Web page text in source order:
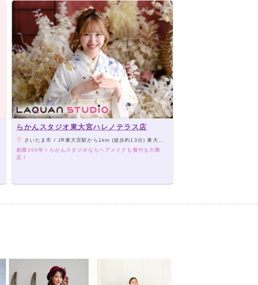
らかんスタジオ東大宮ハレノテラス店
さいたま市 / JR東大宮駅から1km (徒歩約13分) 東大宮バイパスから車で約3分
創業105年！らかんスタジオならヘアメイクも着付も大満
足！